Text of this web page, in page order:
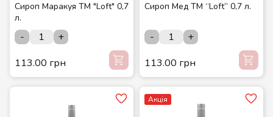
Сироп Маракуя ТМ "Loft" 0,7
л.
-
+
113.00 грн
Сироп Мед ТМ “Loft” 0,7 л.
-
+
113.00 грн
Акція